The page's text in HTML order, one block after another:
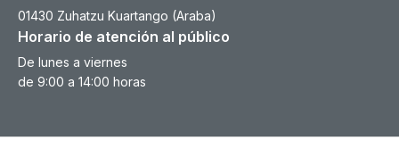
01430 Zuhatzu Kuartango (Araba)
Horario de atención al público
De lunes a viernes
de 9:00 a 14:00 horas